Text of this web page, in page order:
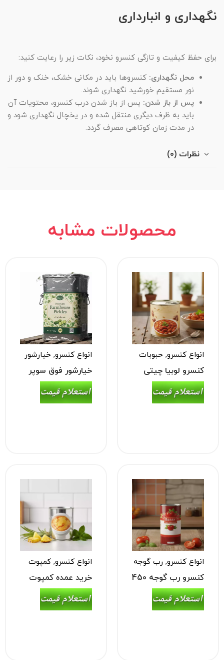
نگهداری و انبارداری
برای حفظ کیفیت و تازگی کنسرو نخود، نکات زیر را رعایت کنید:
محل نگهداری: کنسروها باید در مکانی خشک، خنک و دور از
نور مستقیم خورشید نگهداری شوند.
پس از باز شدن: پس از باز شدن درب کنسرو، محتویات آن
باید به ظرف دیگری منتقل شده و در یخچال نگهداری شود و
در مدت زمان کوتاهی مصرف گردد.
نظرات (0)
محصولات مشابه
انواع کنسرو, حبوبات
کنسرو لوبیا چیتی
انواع کنسرو, خیارشور
خیارشور فوق سوپر
حلب
انواع کنسرو, رب گوجه
فرنگی
کنسرو رب گوجه 450
گرمی
انواع کنسرو, کمپوت
خرید عمده کمپوت
آناناس (حلقه‌ای و
خرد شده)